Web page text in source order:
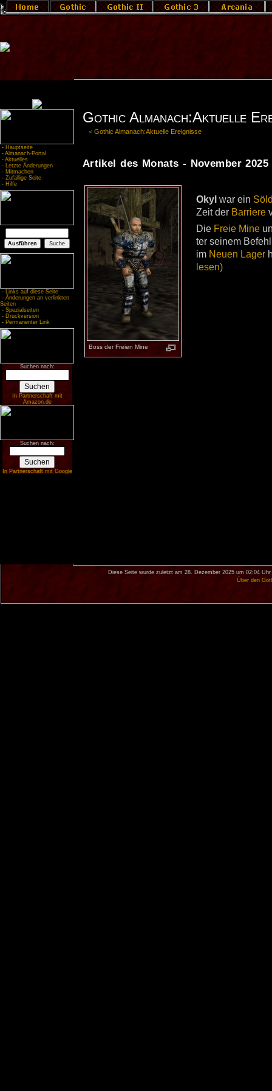
- Hauptseite
- Almanach-Portal
- Aktuelles
- Letzte Änderungen
- Mitmachen
- Zufällige Seite
- Hilfe
- Links auf diese Seite
- Änderungen an verlinkten
Seiten
- Spezialseiten
- Druckversion
- Permanenter Link
Suchen nach:
In Partnerschaft mit
Amazon.de
Suchen nach:
In Partnerschaft mit Google
Gothic Almanach:Aktuelle
<Gothic Almanach:Aktuelle Ereignisse
Artikel des Monats - November 2025
Boss der Frei­en Mine
Okyl war ein
Zeit der Bar­rie­re
Die Freie Mine
ter sei­nem
im Neu­en La­ger
le­sen)
Diese Seite wurde zuletzt am 28. Dezember 2025 um 02:04 Uhr
Über den